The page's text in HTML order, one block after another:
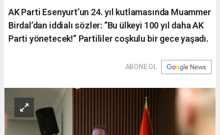
AK Parti Esenyurt’un 24. yıl kutlamasında Muammer
Birdal’dan iddialı sözler: “Bu ülkeyi 100 yıl daha AK
Parti yönetecek!” Partililer coşkulu bir gece yaşadı.
ABONE OL